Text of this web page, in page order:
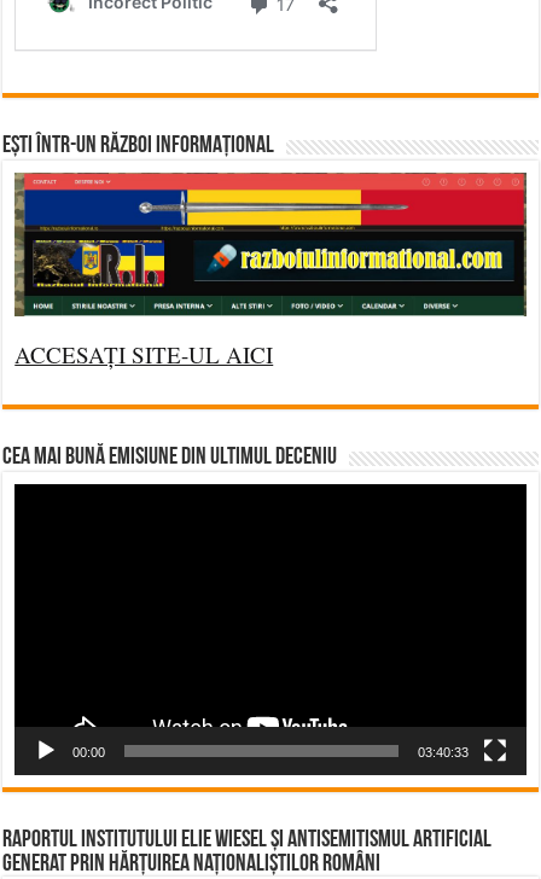
Ești într-un RĂZBOI INFORMAȚIONAL
ACCESAȚI SITE-UL AICI
CEA MAI BUNĂ EMISIUNE DIN ULTIMUL DECENIU
00:00 03:40:33
Raportul Institutului Elie Wiesel și Antisemitismul Artificial
Generat prin Hărțuirea Naționaliștilor Români